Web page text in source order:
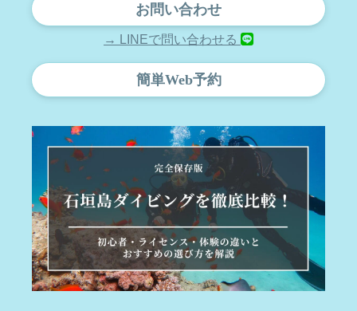
お問い合わせ
→ LINEで問い合わせる
簡単Web予約